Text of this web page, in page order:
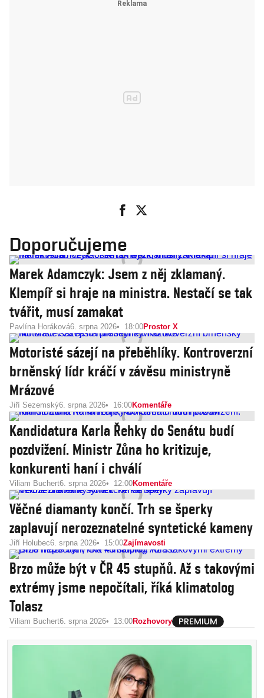
Doporučujeme
Marek Adamczyk: Jsem z něj zklamaný.
Klempíř si hraje na ministra. Nestačí se tak
tvářit, musí zamakat
Pavlína Horáková6. srpna 2026 18:00Prostor X
Motoristé sázejí na přeběhlíky. Kontroverzní
brněnský lídr kráčí v závěsu ministryně
Mrázové
Jiří Sezemský6. srpna 2026 16:00Komentáře
Kandidatura Karla Řehky do Senátu budí
pozdvižení. Ministr Zůna ho kritizuje,
konkurenti haní i chválí
Viliam Buchert6. srpna 2026 12:00Komentáře
Věčné diamanty končí. Trh se šperky
zaplavují nerozeznatelné syntetické kameny
Jiří Holubec6. srpna 2026 15:00Zajímavosti
Brzo může být v ČR 45 stupňů. Až s takovými
extrémy jsme nepočítali, říká klimatolog
Tolasz
Viliam Buchert6. srpna 2026 13:00Rozhovory